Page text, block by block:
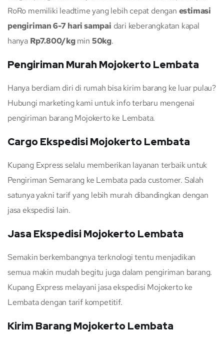
RoRo memiliki leadtime yang lebih cepat dengan estimasi
pengiriman 6-7 hari sampai dari keberangkatan kapal
hanya Rp7.800/kgmin 50kg.
Pengiriman Murah Mojokerto Lembata
Hanya berdiam diri di rumah bisa kirim barang ke luar pulau?
Hubungi marketing kami untuk info terbaru mengenai
pengiriman barang Mojokerto ke Lembata.
Cargo Ekspedisi Mojokerto Lembata
Kupang Express selalu memberikan layanan terbaik untuk
Pengiriman Semarang ke Lembata pada customer. Salah
satunya yakni tarif yang lebih murah dibandingkan dengan
jasa ekspedisi lain.
Jasa Ekspedisi Mojokerto Lembata
Semakin berkembangnya terknologi tentu menjadikan
semua makin mudah begitu juga dalam pengiriman barang.
Kupang Express melayani jasa ekspedisi Mojokerto ke
Lembata dengan tarif kompetitif.
Kirim Barang Mojokerto Lembata